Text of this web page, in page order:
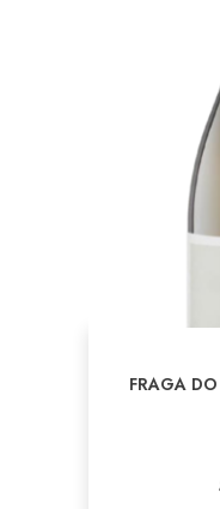
FRAGA